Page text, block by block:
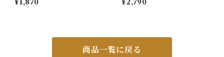
¥1,870 ¥2,790
商品一覧に戻る